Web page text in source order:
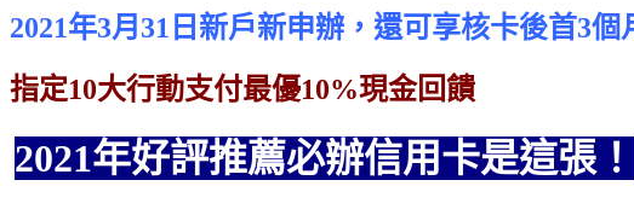
2021年3月31日新戶新申辦，還可享核卡後首3個
指定10大行動支付最優10%現金回饋
2021年好評推薦必辦信用卡是這張！